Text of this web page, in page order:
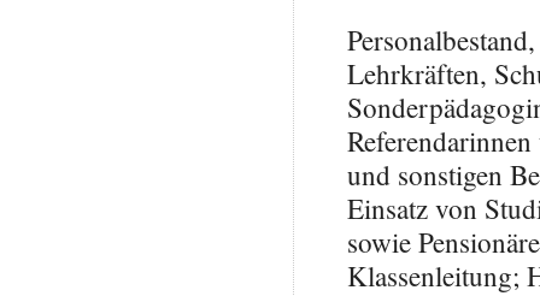
Lehrkräften,
und sonstigen
Einsatz von
sowie
Klassenleitung;